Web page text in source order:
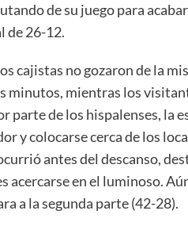
de su juego para
de 26-12.
cajistas no gozaron de la
minutos, mientras los
parte de los hispalenses, la
y colocarse cerca de los
antes del descanso,
en el luminoso.
a la segunda parte (42-28).